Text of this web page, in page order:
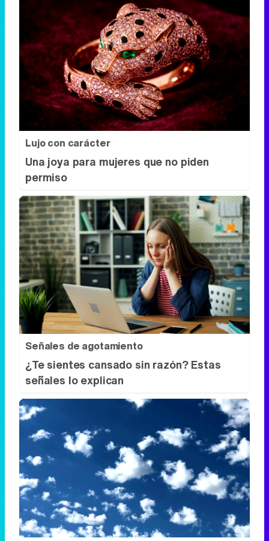
Lujo con carácter
Una joya para mujeres que no piden
permiso
Señales de agotamiento
¿Te sientes cansado sin razón? Estas
señales lo explican